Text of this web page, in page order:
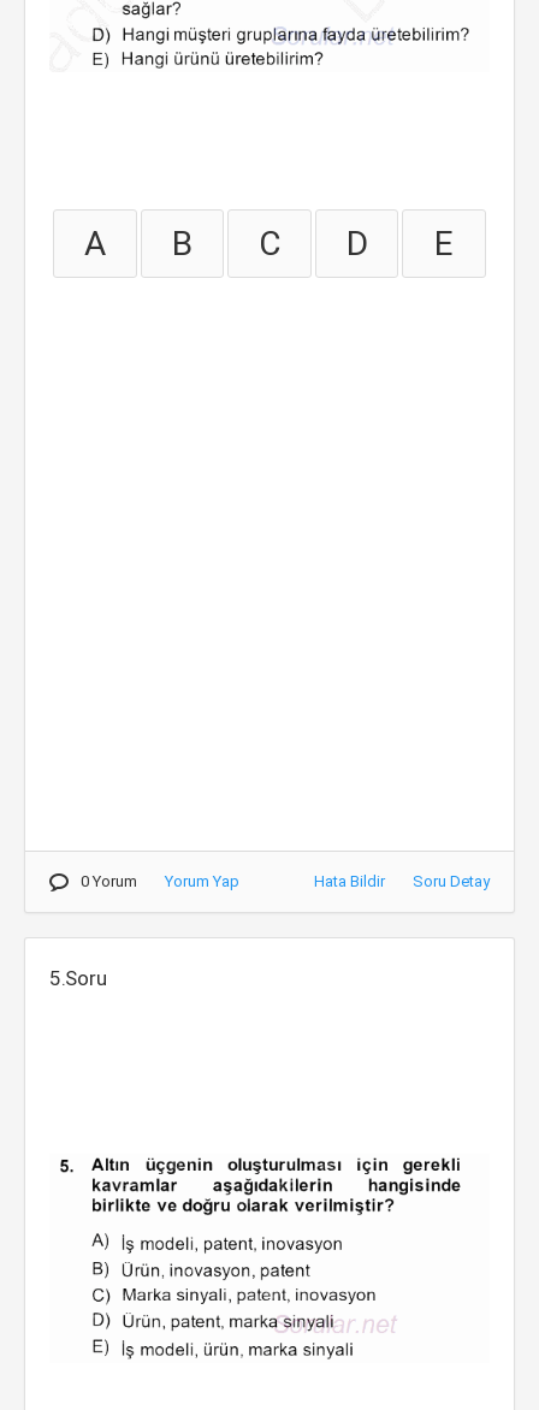
A B C D E
0 Yorum Yorum Yap Hata Bildir Soru Detay
5.Soru